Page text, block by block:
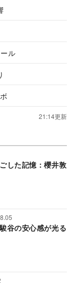
ル
21:14更新
した記憶：櫻井敦
谷の安心感が光る